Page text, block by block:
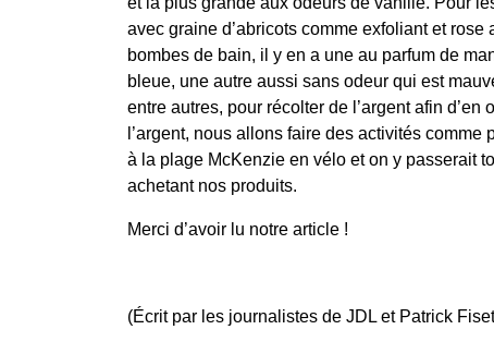
avec graine d’abricots comme exfoliant et
bombes de bain, il y en a une au parfum de
bleue, une autre aussi sans odeur qui est
entre autres, pour récolter de l’argent afin
l’argent, nous allons faire des activités
à la plage McKenzie en vélo et on y passerait
achetant nos produits.
Merci d’avoir lu notre article !
(Écrit par les journalistes de JDL et Patrick